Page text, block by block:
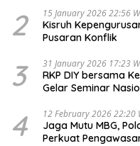
2 15 January 2026 22:56
Kisruh
Pusaran Konflik
3 31 January 2026 17:23
RKP DIY bersama
Gelar Seminar
4 12 February 2026 22:20
Jaga Mutu MBG,
Perkuat